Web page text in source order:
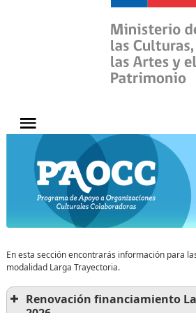
En esta sección encontrarás información para
modalidad Larga Trayectoria.
Renovación financiamiento